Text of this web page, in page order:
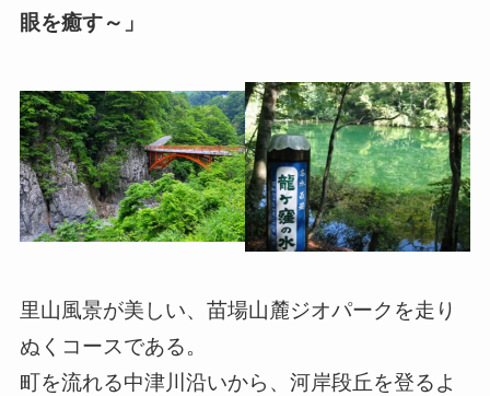
眼を癒す～」
里山風景が美しい、苗場山麓ジオパークを走り
ぬくコースである。
町を流れる中津川沿いから、河岸段丘を登るよ